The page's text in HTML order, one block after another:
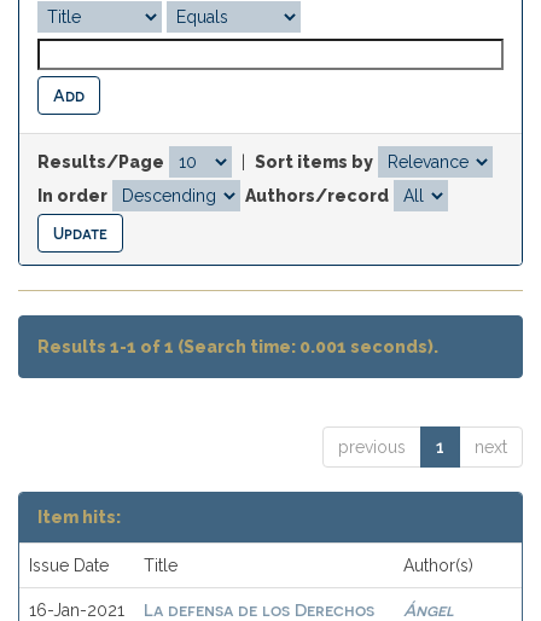
Results/Page
Sort items by
In order
Authors/record
Results 1-1 of 1 (Search time: 0.001 seconds).
previous 1 next
Item hits:
Issue Date Title Author(s)
16-Jan-2021
La defensa de los Derechos
Ángel